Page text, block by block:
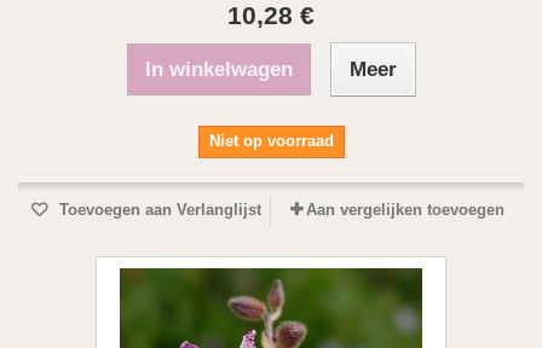
10,28 €
In winkelwagen Meer
Niet op voorraad
Toevoegen aan Verlanglijst Aan vergelijken toevoegen